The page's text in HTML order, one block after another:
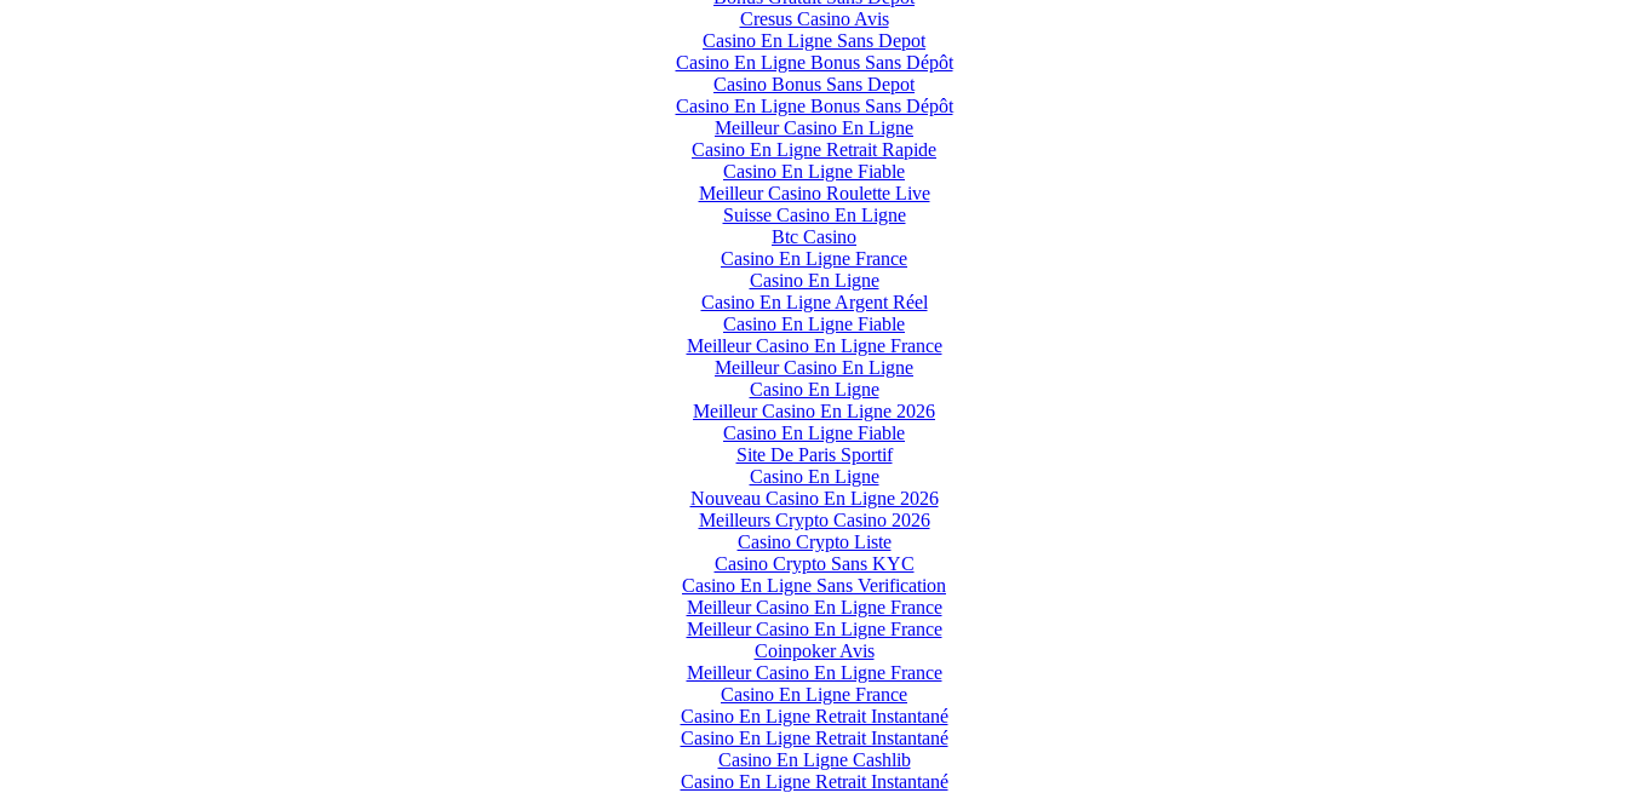
Cresus Casino Avis
Casino En Ligne Sans Depot
Casino En Ligne Bonus Sans Dépôt
Casino Bonus Sans Depot
Casino En Ligne Bonus Sans Dépôt
Meilleur Casino En Ligne
Casino En Ligne Retrait Rapide
Casino En Ligne Fiable
Meilleur Casino Roulette Live
Suisse Casino En Ligne
Btc Casino
Casino En Ligne France
Casino En Ligne
Casino En Ligne Argent Réel
Casino En Ligne Fiable
Meilleur Casino En Ligne France
Meilleur Casino En Ligne
Casino En Ligne
Meilleur Casino En Ligne 2026
Casino En Ligne Fiable
Site De Paris Sportif
Casino En Ligne
Nouveau Casino En Ligne 2026
Meilleurs Crypto Casino 2026
Casino Crypto Liste
Casino Crypto Sans KYC
Casino En Ligne Sans Verification
Meilleur Casino En Ligne France
Meilleur Casino En Ligne France
Coinpoker Avis
Meilleur Casino En Ligne France
Casino En Ligne France
Casino En Ligne Retrait Instantané
Casino En Ligne Retrait Instantané
Casino En Ligne Cashlib
Casino En Ligne Retrait Instantané